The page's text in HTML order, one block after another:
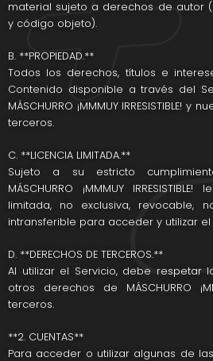
material sujeto a derechos de autor
y código objeto).
B. **PROPIEDAD.**
Todos los derechos, títulos e
Contenido disponible a través del
MÁSCHURRO ¡MMMUY IRRESISTIBLE!
terceros.
C. **LICENCIA LIMITADA.**
Sujeto a su estricto
MÁSCHURRO ¡MMMUY
limitada, no exclusiva, revocable,
intransferible para acceder y utilizar
D. **DERECHOS DE TERCEROS.**
Al utilizar el Servicio, debe respetar
otros derechos de MÁSCHURRO
terceros.
**2. CUENTAS**
Para acceder o utilizar algunas de